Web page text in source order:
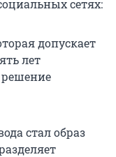
сетях:
допускает
лет
стал образ